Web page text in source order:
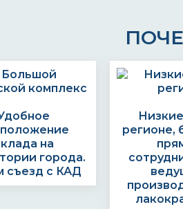
на
города.
съезд с КАД
регионе,